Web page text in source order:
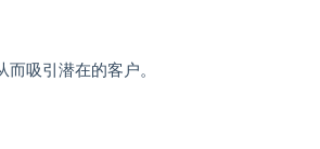
吸引潜在的客户。